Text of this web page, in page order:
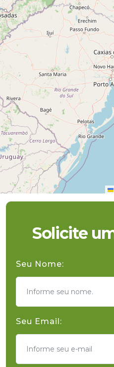
Solicite
Seu Nome:
Seu Email: